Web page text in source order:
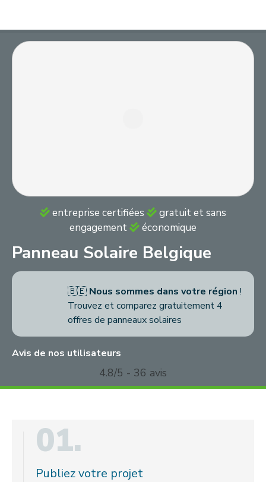
entreprise certifiées
gratuit et sans
engagement
économique
Panneau Solaire Belgique
🇧🇪 Nous sommes dans votre région !
Trouvez et comparez gratuitement 4
offres de panneaux solaires
Avis de nos utilisateurs
4.8/5 - 36 avis
01.
Publiez votre projet